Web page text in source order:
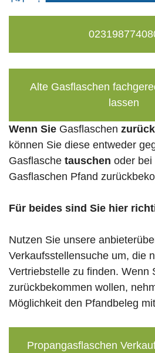
Alte Gasflaschen
lassen
Wenn Sie Gasflaschen
können Sie diese entweder
Gasflasche tauschen oder bei
Gasflaschen Pfand
Für beides sind Sie hier
Nutzen Sie unsere
Verkaufsstellensuche um, die
Vertriebstelle zu finden. Wenn
zurückbekommen wollen,
Möglichkeit den Pfandbeleg
Propangasflaschen